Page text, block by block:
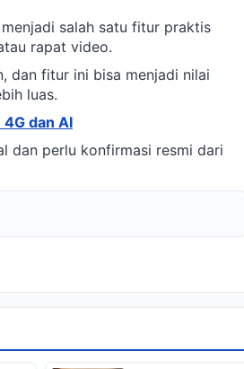
salah satu fitur praktis
rapat video.
dan fitur ini bisa menjadi nilai
luas.
dan AI
dan perlu konfirmasi resmi dari